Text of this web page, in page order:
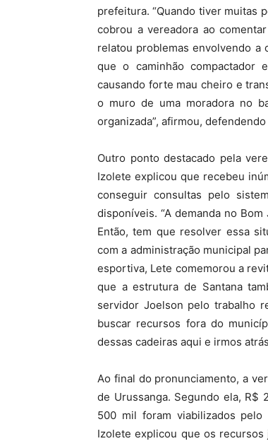
prefeitura. “Quando tiver muitas
cobrou a vereadora ao
relatou problemas envolvendo a
que o caminhão compactador
causando forte mau cheiro e
o muro de uma moradora no
organizada”, afirmou,
Outro ponto destacado pela
Izolete explicou que recebeu
conseguir consultas pelo
disponíveis. “A demanda no
Então, tem que resolver essa
com a administração municipal
esportiva, Lete comemorou a
que a estrutura de Santana
servidor Joelson pelo trabalho
buscar recursos fora do
dessas cadeiras aqui e irmos
Ao final do pronunciamento, a
de Urussanga. Segundo ela, R$
500 mil foram viabilizados
Izolete explicou que os recursos